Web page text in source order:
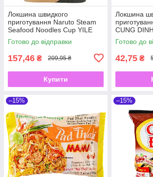
Локшина швидкого
приготування Naruto Steam
Seafood Noodles Cup YILE
100 г
Готово до відправки
157,46 ₴ 209,95 ₴
Купити
Локшина
CUNG
Готово до
42,75 ₴
–15% –15%